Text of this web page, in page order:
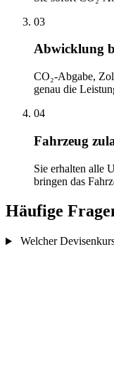
03
Abwicklung
CO₂-Abgabe,
genau die
04
Fahrzeug
Sie erhalten alle
bringen das
Häufige
Welcher